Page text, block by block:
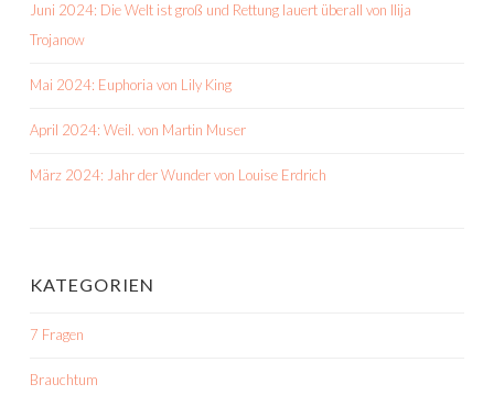
Juni 2024: Die Welt ist groß und Rettung lauert überall von Ilija
Trojanow
Mai 2024: Euphoria von Lily King
April 2024: Weil. von Martin Muser
März 2024: Jahr der Wunder von Louise Erdrich
KATEGORIEN
7 Fragen
Brauchtum